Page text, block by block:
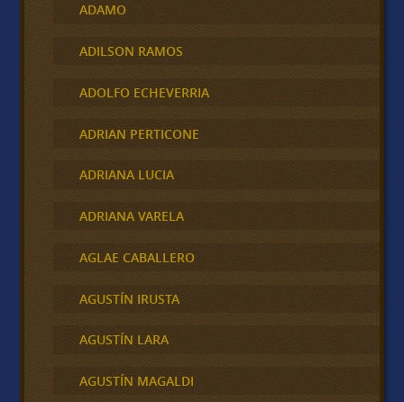
ADAMO
ADILSON RAMOS
ADOLFO ECHEVERRIA
ADRIAN PERTICONE
ADRIANA LUCIA
ADRIANA VARELA
AGLAE CABALLERO
AGUSTÍN IRUSTA
AGUSTÍN LARA
AGUSTÍN MAGALDI